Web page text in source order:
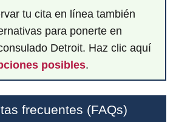
tu cita en línea también
para ponerte en
Detroit. Haz clic aquí
posibles.
frecuentes (FAQs)